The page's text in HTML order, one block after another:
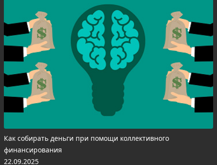
Как собирать деньги при помощи коллективного
финансирования
22.09.2025